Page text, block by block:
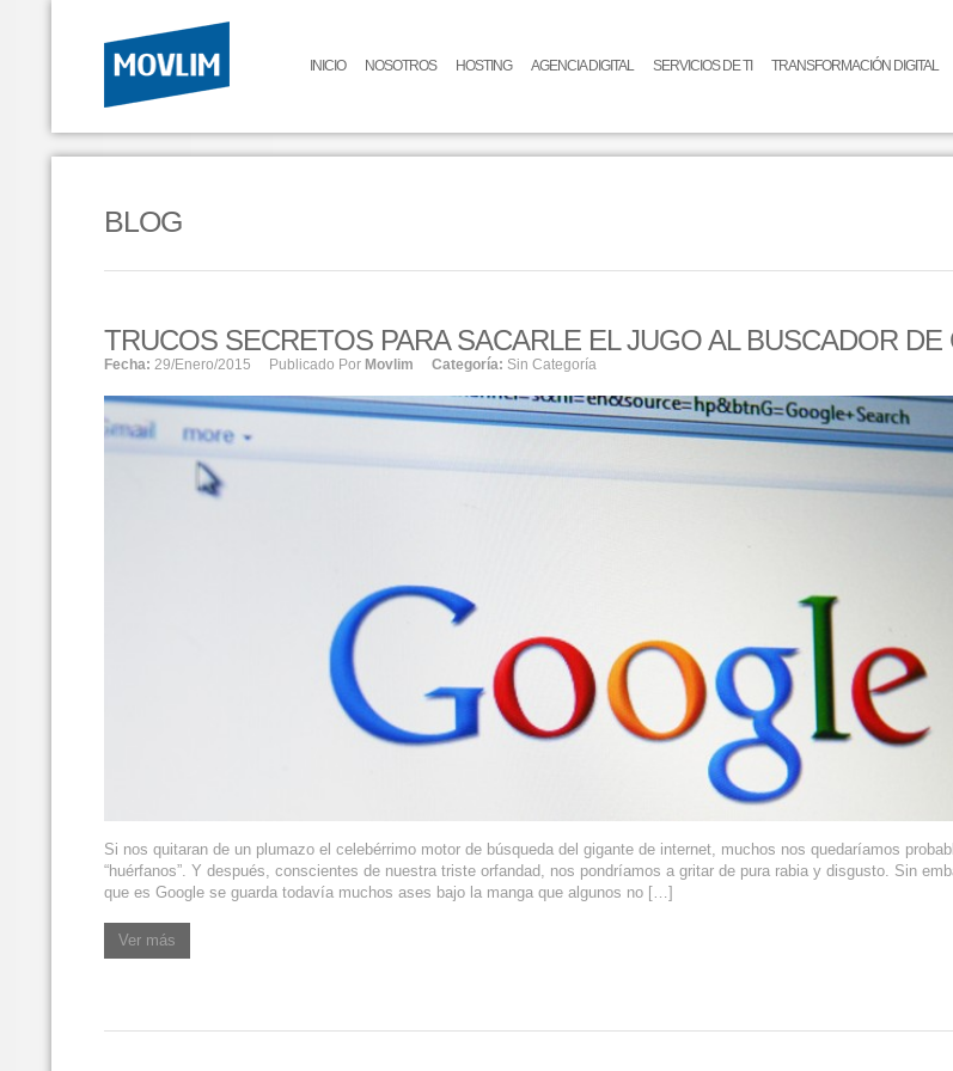
INICIO NOSOTROS HOSTING AGENCIA DIGITAL SERVICIOS DE TI TRANSFORMACIÓN DIGITAL
BLOG
TRUCOS SECRETOS PARA SACARLE EL JUGO AL BUSCADOR
Fecha: 29/enero/2015 Publicado Por Movlim Categoría: Sin Categoría
Si nos quitaran de un plumazo el celebérrimo motor de búsqueda del gigante de internet, muchos nos quedaríamos
“huérfanos”. Y después, conscientes de nuestra triste orfandad, nos pondríamos a gritar de pura rabia y disgusto. Sin
que es Google se guarda todavía muchos ases bajo la manga que algunos no […]
Ver más